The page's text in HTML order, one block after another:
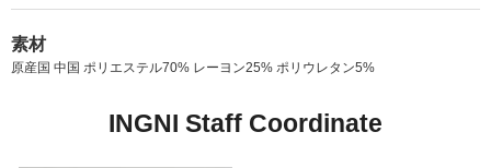
素材
原産国 中国 ポリエステル70% レーヨン25% ポリウレタン5%
INGNI Staff Coordinate